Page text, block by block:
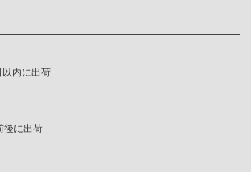
以内に出荷
後に出荷